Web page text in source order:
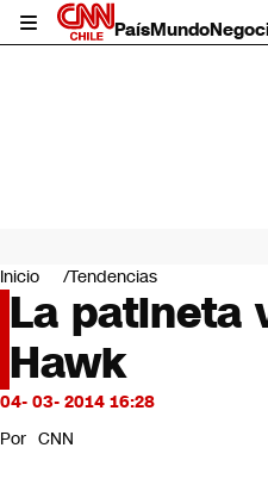
PaísMundo
Mundo
Negocios
Deportes
Programas completos
Cultura
Servicios
Bits
CNN Data
Inicio Tendencias
La patineta
Hawk
04- 03- 2014 16:28
Por CNN